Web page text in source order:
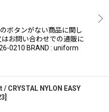
ボタンがない商品に関し
はお問い合わせでの通販に
0210 BRAND : uniform
CRYSTAL NYLON EASY